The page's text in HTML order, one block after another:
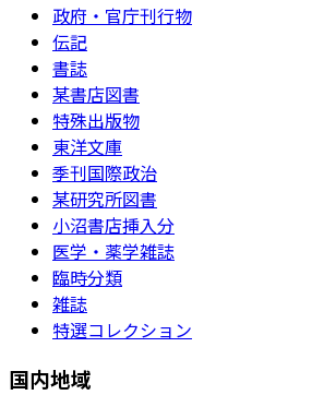
政府・官庁刊行物
伝記
書誌
某書店図書
特殊出版物
東洋文庫
季刊国際政治
某研究所図書
小沼書店挿入分
医学・薬学雑誌
臨時分類
雑誌
特選コレクション
国内地域